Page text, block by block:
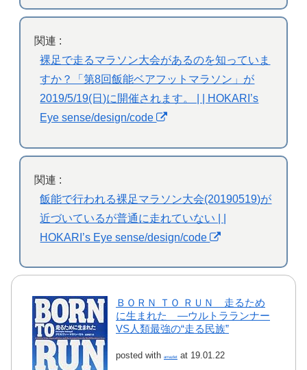
関連 :
裸足で走るマラソン大会があるのを知っていま
すか？「第8回飯能ベアフットマラソン」が
2019/5/19(日)に開催されます。 | | HOKARI’s
Eye sense/design/code
関連 :
飯能で行われる裸足マラソン大会(20190519)が
近づいているが普通に走れていない | |
HOKARI’s Eye sense/design/code
ＢＯＲＮ ＴＯ ＲＵＮ 走るため
に生まれた ―ウルトラランナー
VS人類最強の“走る民族”
posted with amazlet at 19.01.22